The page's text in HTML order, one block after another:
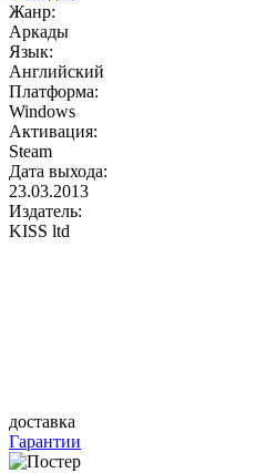
Жанр:
Аркады
Язык:
Английский
Платформа:
Windows
Активация:
Steam
Дата выхода:
23.03.2013
Издатель:
KISS ltd
доставка
Гарантии